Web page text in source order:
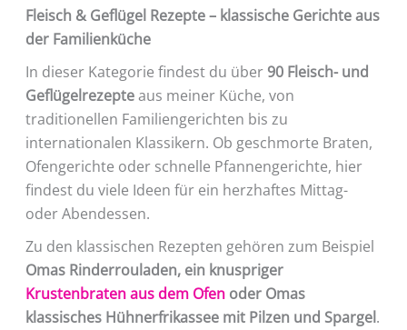
Fleisch & Geflügel Rezepte – klassische Gerichte aus
der Familienküche
In dieser Kategorie findest du über 90 Fleisch- und
Geflügelrezepteaus meiner Küche, von
traditionellen Familiengerichten bis zu
internationalen Klassikern. Ob geschmorte Braten,
Ofengerichte oder schnelle Pfannengerichte, hier
findest du viele Ideen für ein herzhaftes Mittag-
oder Abendessen.
Zu den klassischen Rezepten gehören zum Beispiel
Omas Rinderrouladen, ein knuspriger
Krustenbraten aus dem Ofenoder Omas
klassisches Hühnerfrikassee mit Pilzen und Spargel.